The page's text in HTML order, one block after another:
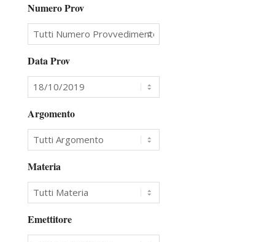
Numero Prov
Data Prov
Argomento
Materia
Emettitore